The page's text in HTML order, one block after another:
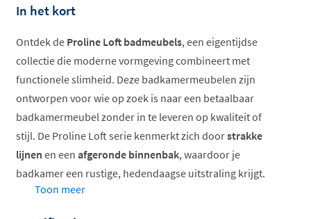
In het kort
Ontdek de Proline Loft badmeubels, een eigentijdse
collectie die moderne vormgeving combineert met
functionele slimheid. Deze badkamermeubelen zijn
ontworpen voor wie op zoek is naar een betaalbaar
badkamermeubel zonder in te leveren op kwaliteit of
stijl. De Proline Loft serie kenmerkt zich doorstrakke
lijnen en een afgeronde binnenbak, waardoor je
badkamer een rustige, hedendaagse uitstraling krijgt.
Toon meer